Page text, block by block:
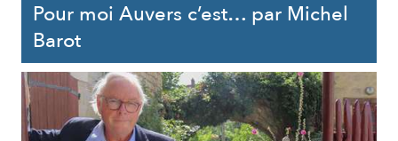
Pour moi Auvers c’est… par Michel
Barot